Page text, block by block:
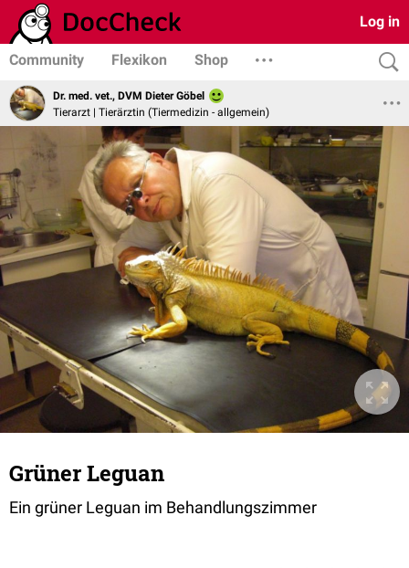
Log in
Community Flexikon Shop
Dr. med. vet., DVM Dieter Göbel
Tierarzt | Tierärztin (Tiermedizin - allgemein)
Grüner Leguan
Ein grüner Leguan im Behandlungszimmer